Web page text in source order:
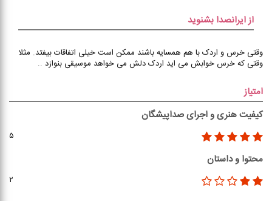
از ایرانصدا بشنوید
وقتی خرس و اردک با هم همسایه باشند ممکن است خیلی اتفاقات بیفتد. مثلا
وقتی که خرس خوابش می اید اردک دلش می خواهد موسیقی بنوازد ..
امتیاز
کیفیت هنری و اجرای صداپیشگان
۵
محتوا و داستان
۲